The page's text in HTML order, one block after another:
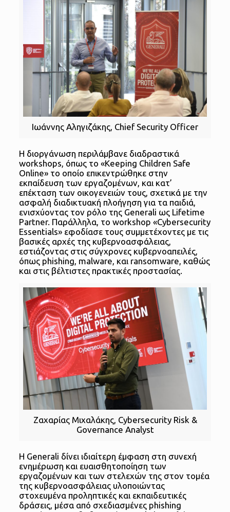
Ιωάννης Αληγιζάκης, Chief Security Officer
Η διοργάνωση περιλάμβανε διαδραστικά
workshops, όπως το «Keeping Children Safe
Online» το οποίο επικεντρώθηκε στην
εκπαίδευση των εργαζομένων, και κατ’
επέκταση των οικογενειών τους, σχετικά με την
ασφαλή διαδικτυακή πλοήγηση για τα παιδιά,
ενισχύοντας τον ρόλο της Generali ως Lifetime
Partner. Παράλληλα, το workshop «Cybersecurity
Essentials» εφοδίασε τους συμμετέχοντες με τις
βασικές αρχές της κυβερνοασφάλειας,
εστιάζοντας στις σύγχρονες κυβερνοαπειλές,
όπως phishing, malware, και ransomware, καθώς
και στις βέλτιστες πρακτικές προστασίας.
Ζαχαρίας Μιχαλάκης, Cybersecurity Risk &
Governance Analyst
Η Generali δίνει ιδιαίτερη έμφαση στη συνεχή
ενημέρωση και ευαισθητοποίηση των
εργαζομένων και των στελεχών της στον τομέα
της κυβερνοασφάλειας υλοποιώντας
στοχευμένα προληπτικές και εκπαιδευτικές
δράσεις, μέσα από σχεδιασμένες phishing